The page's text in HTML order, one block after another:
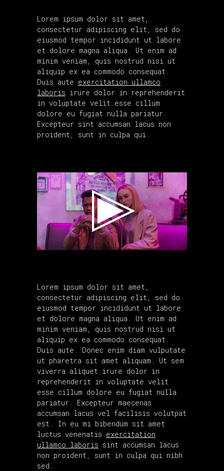
Lorem ipsum dolor sit amet,
consectetur adipiscing elit, sed do
eiusmod tempor incididunt ut labore
et dolore magna aliqua. Ut enim ad
minim veniam, quis nostrud nisi ut
aliquip ex ea commodo consequat.
Duis aute exercitation ullamco
laboris irure dolor in reprehenderit
in voluptate velit esse cillum
dolore eu fugiat nulla pariatur.
Excepteur sint accumsan lacus non
proident, sunt in culpa qui.
Lorem ipsum dolor sit amet,
consectetur adipiscing elit, sed do
eiusmod tempor incididunt ut labore
et dolore magna aliqua. Ut enim ad
minim veniam, quis nostrud nisi ut
aliquip ex ea commodo consequat.
Duis aute. Donec enim diam vulputate
ut pharetra sit amet aliquam. Ut sem
viverra aliquet irure dolor in
reprehenderit in voluptate velit
esse cillum dolore eu fugiat nulla
pariatur. Excepteur maecenas
accumsan lacus vel facilisis volutpat
est. In eu mi bibendum sit amet
luctus venenatis exercitation
ullamco laboris sint accumsan lacus
non proident, sunt in culpa qui nibh
sed.